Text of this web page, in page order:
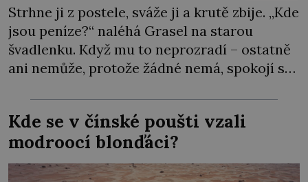
Strhne ji z postele, sváže ji a krutě zbije. „Kde
jsou peníze?“ naléhá Grasel na starou
švadlenku. Když mu to neprozradí – ostatně
ani nemůže, protože žádné nemá, spokojí se
Zraněná žena pár dní nato umírá. Je to muž
nebývale krutý. Jeho činy budí hrůzu ještě
dlouho po jeho smrti […]
Kde se v čínské poušti vzali
modroocí blonďáci?